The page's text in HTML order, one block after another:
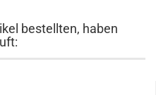
bestellten, haben